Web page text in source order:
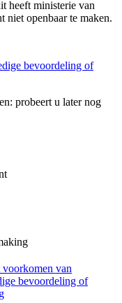
heeft ministerie van
niet openbaar te maken.
bevoordeling of
probeert u later nog
voorkomen van
bevoordeling of